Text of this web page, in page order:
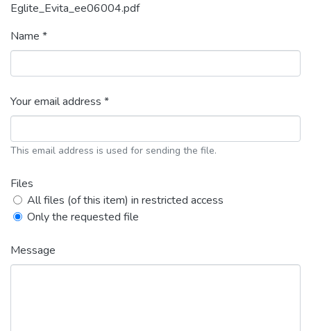
Eglite_Evita_ee06004.pdf
Name *
Your email address *
This email address is used for sending the file.
Files
All files (of this item) in restricted access
Only the requested file
Message